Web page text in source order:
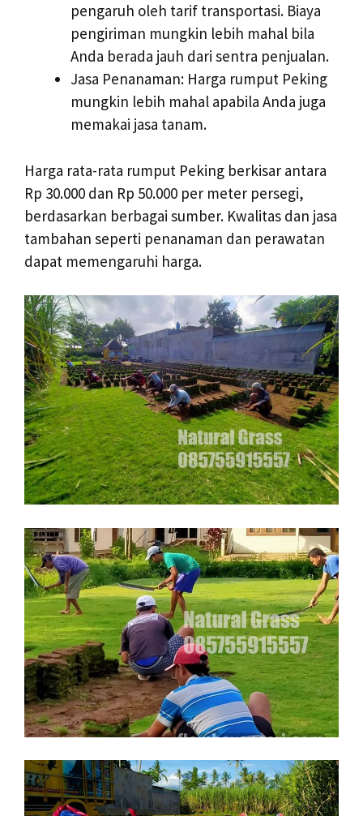
pengaruh oleh tarif transportasi. Biaya
pengiriman mungkin lebih mahal bila
Anda berada jauh dari sentra penjualan.
Jasa Penanaman: Harga rumput Peking
mungkin lebih mahal apabila Anda juga
memakai jasa tanam.
Harga rata-rata rumput Peking berkisar antara
Rp 30.000 dan Rp 50.000 per meter persegi,
berdasarkan berbagai sumber. Kwalitas dan jasa
tambahan seperti penanaman dan perawatan
dapat memengaruhi harga.